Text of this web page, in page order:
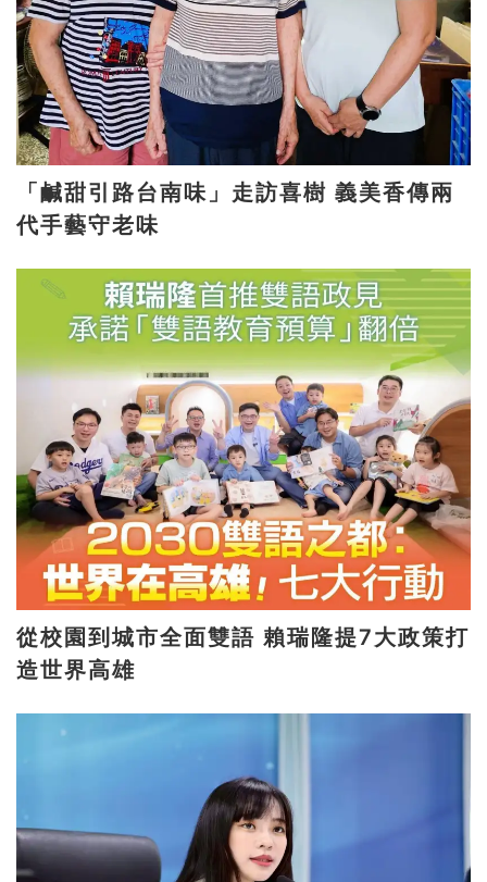
「鹹甜引路台南味」走訪喜樹 義美香傳兩
代手藝守老味
從校園到城市全面雙語 賴瑞隆提7大政策打
造世界高雄